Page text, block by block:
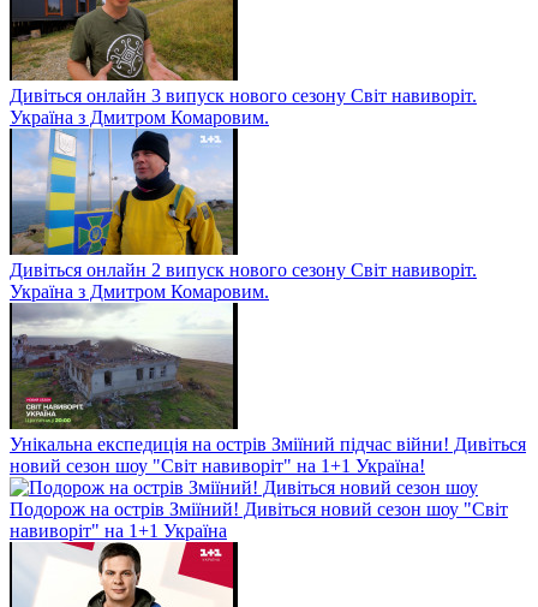
Дивіться онлайн 3 випуск нового сезону Світ навиворіт.
Україна з Дмитром Комаровим.
Дивіться онлайн 2 випуск нового сезону Світ навиворіт.
Україна з Дмитром Комаровим.
Унікальна експедиція на острів Зміїний підчас війни! Дивіться
новий сезон шоу "Світ навиворіт" на 1+1 Україна!
Подорож на острів Зміїний! Дивіться новий сезон шоу "Світ
навиворіт" на 1+1 Україна